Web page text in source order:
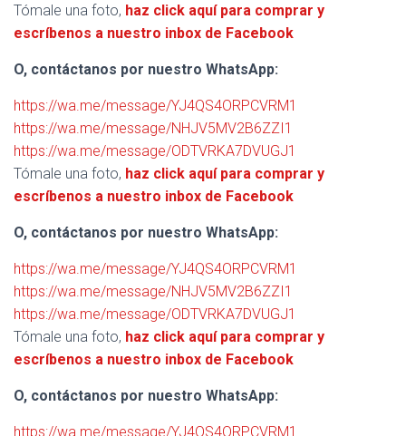
Tómale una foto, haz click aquí para comprar y
escríbenos a nuestro inbox de Facebook
O, contáctanos por nuestro WhatsApp:
https://wa.me/message/YJ4QS4ORPCVRM1
https://wa.me/message/NHJV5MV2B6ZZI1
https://wa.me/message/ODTVRKA7DVUGJ1
Tómale una foto, haz click aquí para comprar y
escríbenos a nuestro inbox de Facebook
O, contáctanos por nuestro WhatsApp:
https://wa.me/message/YJ4QS4ORPCVRM1
https://wa.me/message/NHJV5MV2B6ZZI1
https://wa.me/message/ODTVRKA7DVUGJ1
Tómale una foto, haz click aquí para comprar y
escríbenos a nuestro inbox de Facebook
O, contáctanos por nuestro WhatsApp:
https://wa.me/message/YJ4QS4ORPCVRM1